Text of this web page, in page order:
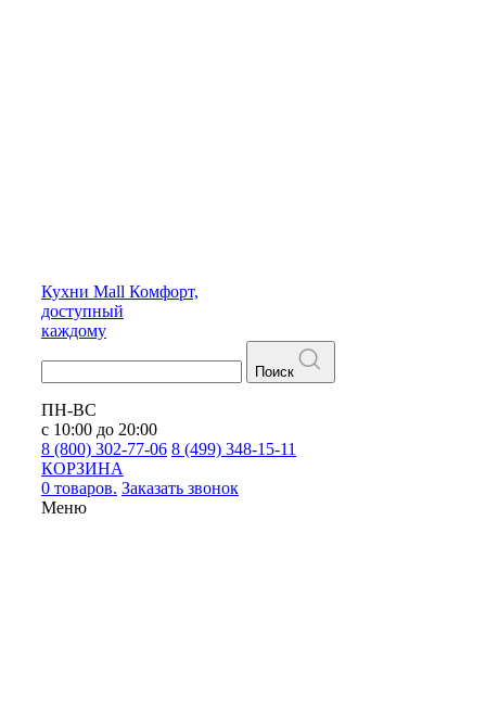
Кухни Mall Комфорт,
доступный
каждому
Поиск
ПН-ВС
с 10:00 до 20:00
8 (800) 302-77-06 8 (499) 348-15-11
КОРЗИНА
0 товаров. Заказать звонок
Меню